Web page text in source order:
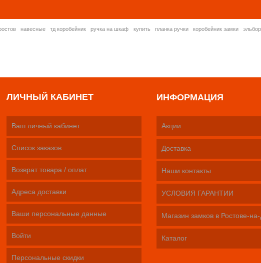
навесные тд коробейник ручка на шкаф купить планка ручки коробейник замки эльбор
ЛИЧНЫЙ КАБИНЕТ
Ваш личный кабинет
Список заказов
Возврат товара / оплат
Адреса доставки
Ваши персональные данные
Войти
Персональные скидки
ИНФОРМАЦИЯ
Акции
Доставка
Наши контакты
УСЛОВИЯ ГАРАНТИИ
Магазин замков в Ростове-
Каталог